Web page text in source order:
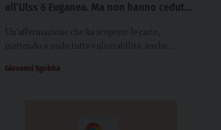
all’Ulss 6 Euganea. Ma non hanno ceduto
Un’affermazione che ha scoperto le carte,
mettendo a nudo tutta vulnerabilità, anche
sono di...
Giovanni Sgobba